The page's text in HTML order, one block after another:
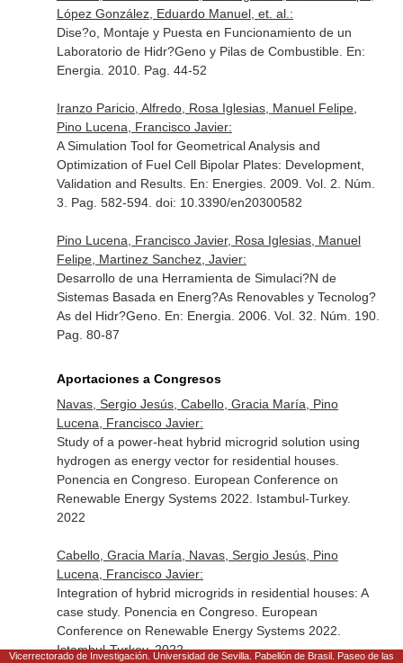
López González, Eduardo Manuel, et. al.:
Dise?o, Montaje y Puesta en Funcionamiento de un
Laboratorio de Hidr?Geno y Pilas de Combustible. En:
Energia . 2010. Pag. 44-52
Iranzo Paricio, Alfredo, Rosa Iglesias, Manuel Felipe,
Pino Lucena, Francisco Javier:
A Simulation Tool for Geometrical Analysis and
Optimization of Fuel Cell Bipolar Plates: Development,
Validation and Results. En: Energies. 2009. Vol. 2. Núm.
3. Pag. 582-594. doi: 10.3390/en20300582
Pino Lucena, Francisco Javier, Rosa Iglesias, Manuel
Felipe, Martinez Sanchez, Javier:
Desarrollo de una Herramienta de Simulaci?N de
Sistemas Basada en Energ?As Renovables y Tecnolog?
As del Hidr?Geno. En: Energia . 2006. Vol. 32. Núm. 190.
Pag. 80-87
Aportaciones a Congresos
Navas, Sergio Jesús, Cabello, Gracia María, Pino
Lucena, Francisco Javier:
Study of a power-heat hybrid microgrid solution using
hydrogen as energy vector for residential houses.
Ponencia en Congreso. European Conference on
Renewable Energy Systems 2022. Istambul-Turkey.
2022
Cabello, Gracia María, Navas, Sergio Jesús, Pino
Lucena, Francisco Javier:
Integration of hybrid microgrids in residential houses: A
case study. Ponencia en Congreso. European
Conference on Renewable Energy Systems 2022.
Istambul-Turkey. 2022
Vicerrectorado de Investigación. Universidad de Sevilla. Pabellón de Brasil. Paseo de las